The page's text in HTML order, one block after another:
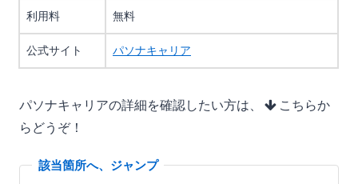
利用料 無料
公式サイト パソナキャリア
パソナキャリアの詳細を確認したい方は、
こちらか
らどうぞ！